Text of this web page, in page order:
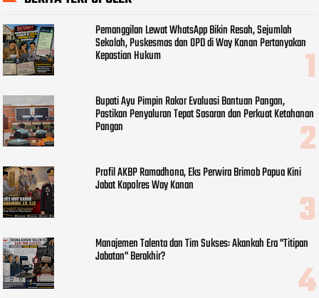
Pemanggilan Lewat WhatsApp Bikin Resah, Sejumlah
Sekolah, Puskesmas dan OPD di Way Kanan Pertanyakan
Kepastian Hukum
Bupati Ayu Pimpin Rakor Evaluasi Bantuan Pangan,
Pastikan Penyaluran Tepat Sasaran dan Perkuat Ketahanan
Pangan
Profil AKBP Ramadhona, Eks Perwira Brimob Papua Kini
Jabat Kapolres Way Kanan
Manajemen Talenta dan Tim Sukses: Akankah Era "Titipan
Jabatan" Berakhir?